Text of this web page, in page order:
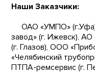
Наши Заказчики:
ОАО «УМПО»
завод» (г. Ижевск),
(г. Глазов), ООО
«Челябинский
ПТПА-ремсервис (г.